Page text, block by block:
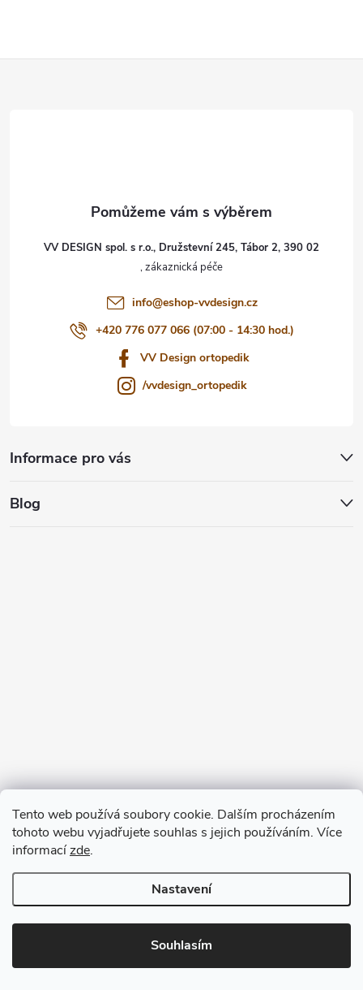
Tento web používá soubory cookie. Dalším procházením
tohoto webu vyjadřujete souhlas s jejich používáním. Více
informacízde.
Nastavení
Souhlasím
VV DESIGN spol. s r.o., Družstevní 245, Tábor 2, 390 02
info@eshop-vvdesign.cz
+420 776 077 066 (07:00 - 14:30 hod.)
VV Design ortopedik
/vvdesign_ortopedik
Informace pro vás
Blog
Copyright 2026VV DESIGN. Všechna práva vyhrazena.Upravit
nastavení cookies